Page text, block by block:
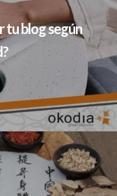
tu blog según